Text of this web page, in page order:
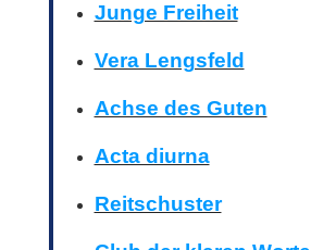
Junge Freiheit
Vera Lengsfeld
Achse des Guten
Acta diurna
Reitschuster